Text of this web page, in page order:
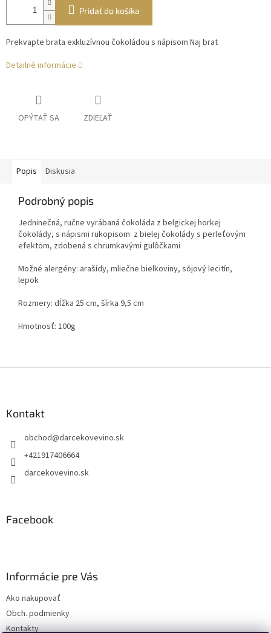
Pridať do košíka
Prekvapte brata exkluzívnou čokoládou s nápisom Naj brat
Detailné informácie
OPÝTAŤ SA ZDIEĽAŤ
Popis Diskusia
Podrobný popis
Jedninečná, ručne vyrábaná čokoláda z belgickej horkej
čokolády, s nápismi rukopisom z bielej čokolády s perleťovým
efektom, zdobená s chrumkavými gulôčkami
Možné alergény: arašídy, mliečne bielkoviny, sójový lecitín,
lepok
Rozmery: dĺžka 25 cm, šírka 9,5 cm
Hmotnosť: 100g
Kontakt
obchod@darcekovevino.sk
+421917406664
darcekovevino.sk
Facebook
Informácie pre Vás
Ako nakupovať
Obch. podmienky
Kontakty